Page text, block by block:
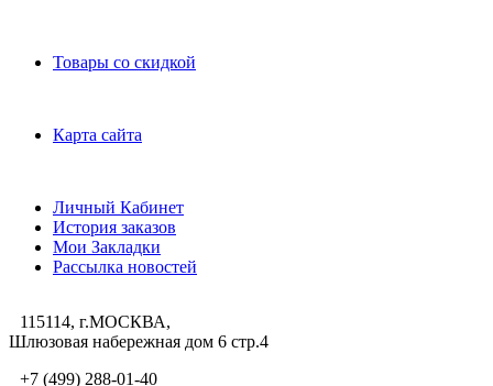
Товары со скидкой
Карта сайта
Личный Кабинет
История заказов
Мои Закладки
Рассылка новостей
115114, г.МОСКВА,
Шлюзовая набережная дом 6 стр.4
+7 (499) 288-01-40